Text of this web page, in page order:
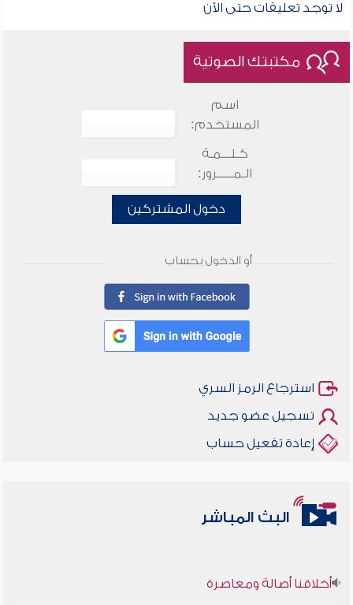
لا توجد تعليقات حتى الآن
مكتبتك الصوتية
اسم
المستخدم:
كـلـــمـة
الـمـــــرور:
دخول المشتركين
أو الدخول بحساب
استرجاع الرمز السري
تسجيل عضو جديد
إعادة تفعيل حساب
البث المباشر
أخلاقنا أصالة ومعاصرة